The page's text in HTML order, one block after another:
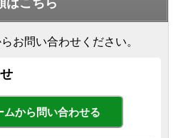
はこちら
お問い合わせください。
ムから問い合わせる